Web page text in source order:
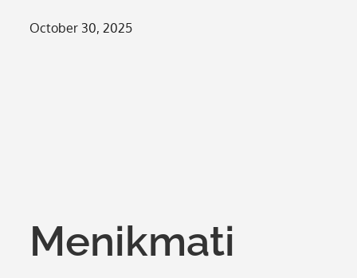
Posted
October 30, 2025
Menikmati